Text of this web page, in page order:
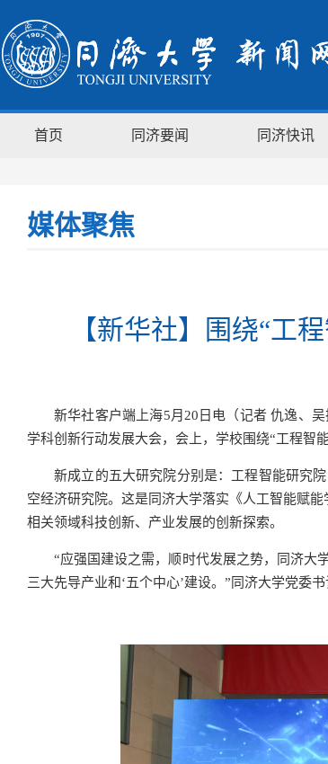
首页 同济要闻 同济快讯
媒体聚焦
【新华社】围绕“工
新华社客户端上海5月20日电（记者 仇逸、
学科创新行动发展大会，会上，学校围绕“工程智
新成立的五大研究院分别是：工程智能研究
空经济研究院。这是同济大学落实《人工智能赋
相关领域科技创新、产业发展的创新探索。
“应强国建设之需，顺时代发展之势，同济大
三大先导产业和‘五个中心’建设。”同济大学党委